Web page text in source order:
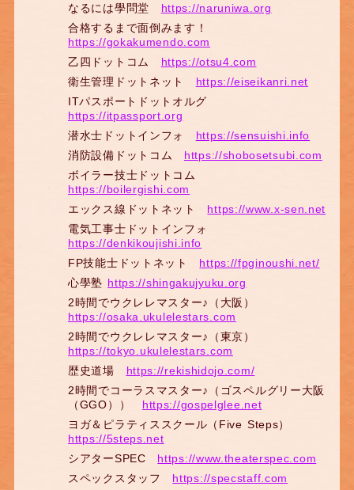
なるには學問堂 https://naruniwa.org
合格するまで面倒みます！
https://gokakumendo.com
乙四ドットコム https://otsu4.com
衛生管理ドットネット https://eiseikanri.net
ITパスポートドットオルグ
https://itpassport.org
潜水士ドットインフォ https://sensuishi.info
消防設備ドットコム https://shobosetsubi.com
ボイラー技士ドットコム
https://boilergishi.com
エックス線ドットネット https://www.x-sen.net
電気工事士ドットインフォ
https://denkikoujishi.info
FP技能士ドットネット https://fpginoushi.net/
心學塾 https://shingakujyuku.org
2時間でウクレレマスター♪（大阪）
https://osaka.ukulelestars.com
2時間でウクレレマスター♪（東京）
https://tokyo.ukulelestars.com
歴史道場 https://rekishidojo.com/
2時間でコーラスマスター♪（ゴスペルグリー大阪
（GGO）） https://gospelglee.net
ヨガ＆ピラティススクール（Five Steps）
https://5steps.net
シアターSPEC https://www.theaterspec.com
スペックスタッフ https://specstaff.com